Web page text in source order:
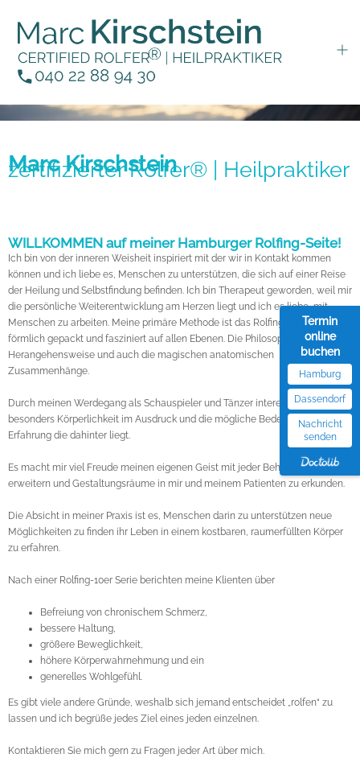
Termin
online
buchen
Hamburg
Dassendorf
Nachricht
senden
Marc Kirschstein
zertifizierter Rolfer® | Heilpraktiker
WILLKOMMEN auf meiner Hamburger Rolfing-Seite!
Ich bin von der inneren Weisheit inspiriert mit der wir in Kontakt kommen
können und ich liebe es, Menschen zu unterstützen, die sich auf einer Reise
der Heilung und Selbstfindung befinden. Ich bin Therapeut geworden, weil mir
die persönliche Weiterentwicklung am Herzen liegt und ich es liebe, mit
Menschen zu arbeiten. Meine primäre Methode ist das Rolfing. Es hat mich
förmlich gepackt und fasziniert auf allen Ebenen. Die Philosophie, die
Herangehensweise und auch die magischen anatomischen
Zusammenhänge.
Durch meinen Werdegang als Schauspieler und Tänzer interessiert mich
besonders Körperlichkeit im Ausdruck und die mögliche Bedeutung und
Erfahrung die dahinter liegt.
Es macht mir viel Freude meinen eigenen Geist mit jeder Behandlung zu
erweitern und Gestaltungsräume in mir und meinem Patienten zu erkunden.
Die Absicht in meiner Praxis ist es, Menschen darin zu unterstützen neue
Möglichkeiten zu finden ihr Leben in einem kostbaren, raumerfüllten Körper
zu erfahren.
Nach einer Rolfing-10er Serie berichten meine Klienten über
Befreiung von chronischem Schmerz,
bessere Haltung,
größere Beweglichkeit,
höhere Körperwahrnehmung und ein
generelles Wohlgefühl.
Es gibt viele andere Gründe, weshalb sich jemand entscheidet „rolfen“ zu
lassen und ich begrüße jedes Ziel eines jeden einzelnen.
Kontaktieren Sie mich gern zu Fragen jeder Art über mich.